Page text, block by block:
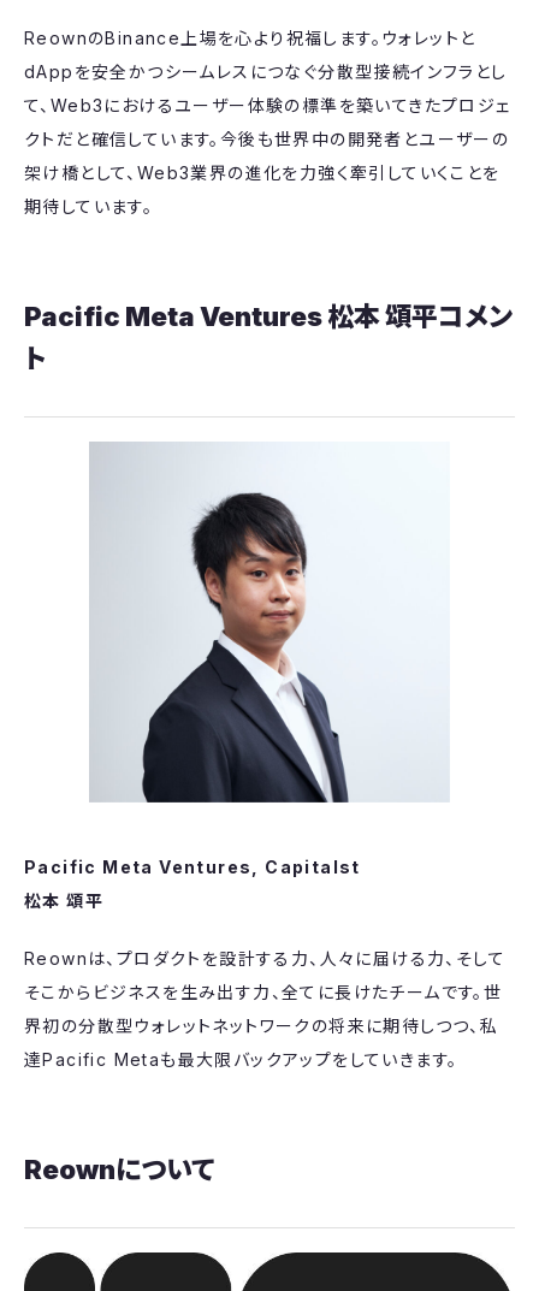
ReownのBinance上場を心より祝福します。ウォレットと
dAppを安全かつシームレスにつなぐ分散型接続インフラとし
て、Web3におけるユーザー体験の標準を築いてきたプロジェ
クトだと確信しています。今後も世界中の開発者とユーザーの
架け橋として、Web3業界の進化を力強く牽引していくことを
期待しています。
Pacific Meta Ventures 松本 頌平コメン
ト
Pacific Meta Ventures, Capitalst
松本 頌平
Reownは、プロダクトを設計する力、人々に届ける力、そして
そこからビジネスを生み出す力、全てに長けたチームです。世
界初の分散型ウォレットネットワークの将来に期待しつつ、私
達Pacific Metaも最大限バックアップをしていきます。
Reownについて